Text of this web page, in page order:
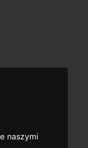
naszymi